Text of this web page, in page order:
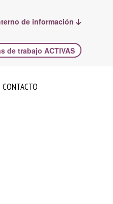
de información
de trabajo ACTIVAS
CONTACTO